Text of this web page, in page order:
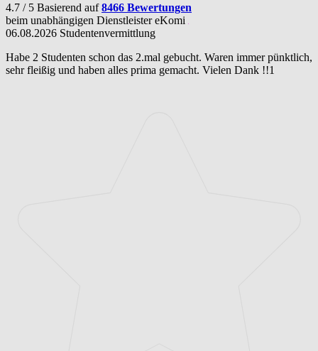
4.7 / 5 Basierend auf8466 Bewertungen
beim unabhängigen DienstleistereKomi
06.08.2026 Studentenvermittlung
Habe 2 Studenten schon das 2.mal gebucht. Waren immer pünktlich,
sehr fleißig und haben alles prima gemacht. Vielen Dank !!1